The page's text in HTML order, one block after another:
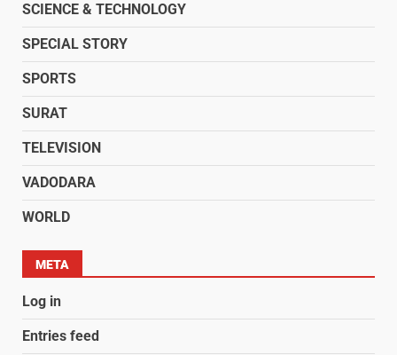
SCIENCE & TECHNOLOGY
SPECIAL STORY
SPORTS
SURAT
TELEVISION
VADODARA
WORLD
META
Log in
Entries feed